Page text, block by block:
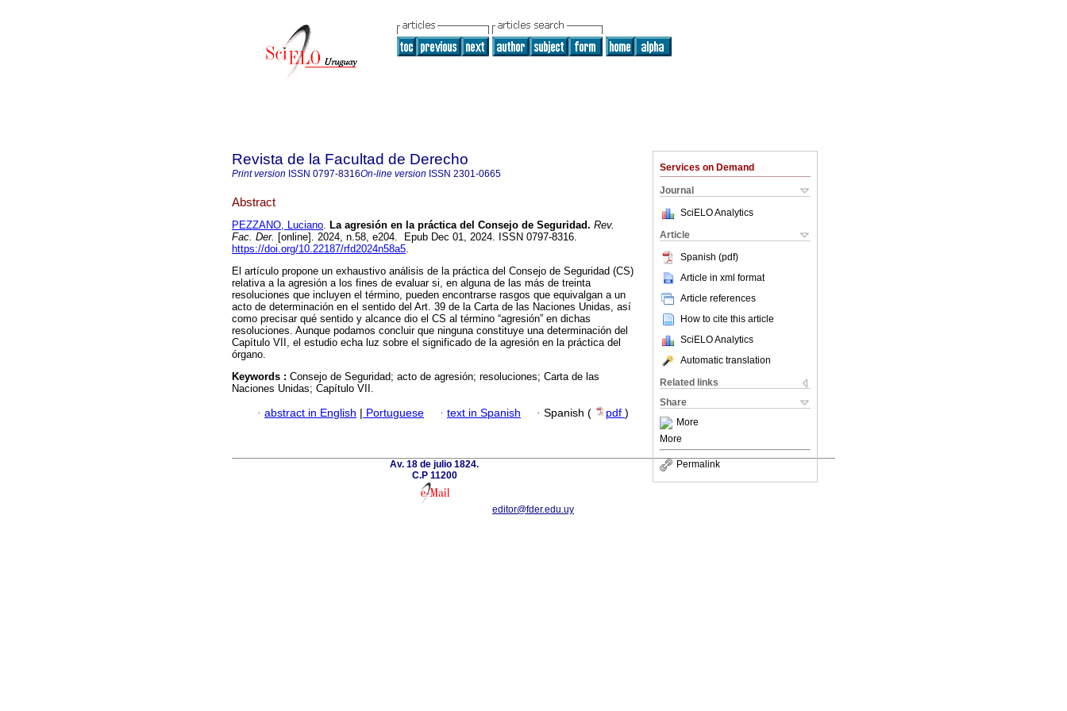
Services on Demand
Journal
SciELO Analytics
Article
Spanish (pdf)
Article in xml format
Article references
How to cite this article
SciELO Analytics
Automatic translation
Related links
Share
More
More
Permalink
Revista de la Facultad de Derecho
Print version ISSN 0797-8316On-line version ISSN 2301-0665
Abstract
PEZZANO, Luciano. La agresión en la práctica del Consejo de Seguridad. Rev.
Fac. Der. [online]. 2024, n.58, e204. Epub Dec 01, 2024. ISSN 0797-8316.
https://doi.org/10.22187/rfd2024n58a5.
El artículo propone un exhaustivo análisis de la práctica del Consejo de Seguridad (CS)
relativa a la agresión a los fines de evaluar si, en alguna de las más de treinta
resoluciones que incluyen el término, pueden encontrarse rasgos que equivalgan a un
acto de determinación en el sentido del Art. 39 de la Carta de las Naciones Unidas, así
como precisar qué sentido y alcance dio el CS al término “agresión” en dichas
resoluciones. Aunque podamos concluir que ninguna constituye una determinación del
Capítulo VII, el estudio echa luz sobre el significado de la agresión en la práctica del
órgano.
Keywords : Consejo de Seguridad; acto de agresión; resoluciones; Carta de las
Naciones Unidas; Capítulo VII.
· abstract in English | Portuguese · text in Spanish · Spanish ( pdf )
Av. 18 de julio 1824.
C.P 11200
editor@fder.edu.uy